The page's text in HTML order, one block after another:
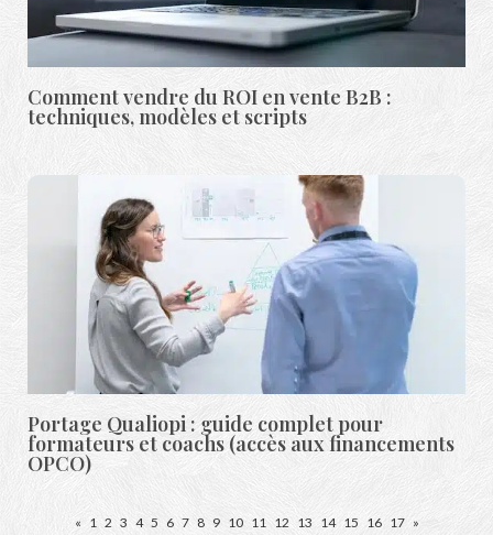
Comment vendre du ROI en vente B2B :
techniques, modèles et scripts
Portage Qualiopi : guide complet pour
formateurs et coachs (accès aux financements
OPCO)
« 1 2 3 4 5 6 7 8 9 10 11 12 13 14 15 16 17 »